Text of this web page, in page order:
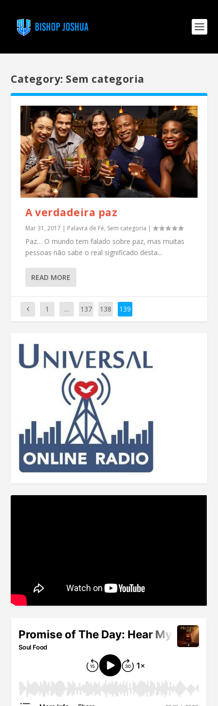
Category: Sem categoria
A verdadeira paz
Mar 31, 2017 | Palavra de Fé, Sem categoria |
Paz… O mundo tem falado sobre paz, mas muitas
pessoas não sabe o real significado desta...
READ MORE
1 … 137 138 139